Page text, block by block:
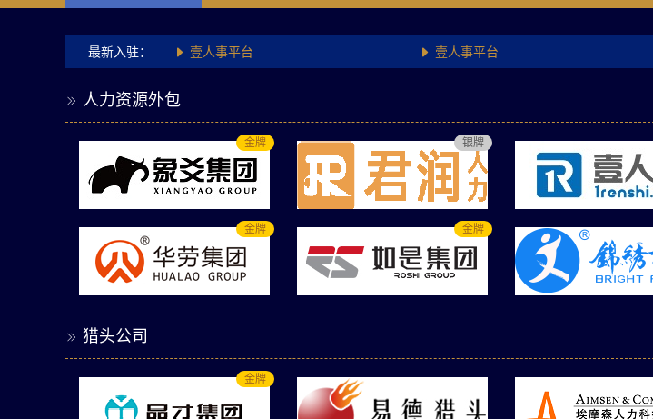
最新入驻：  壹人事平台  壹人事平台
 人力资源外包
金牌 银牌
金牌 金牌
 猎头公司
金牌